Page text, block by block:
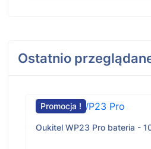
Ostatnio
Promocja !
Oukitel WP23 Pro bateria -